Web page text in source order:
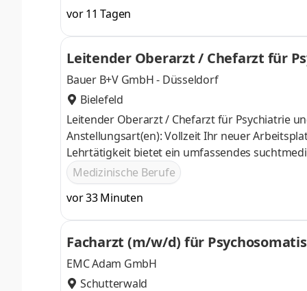
zum nächstmöglichen Zeitpunkt eine/n
Assistenzarzt/-ärztin in fortgeschrittener
professionellen Patientenversorgung im
klärst über Befunde auf und erstellst im
vor 11 Tagen
Leitender Oberarzt / Chefarzt für
Bauer B+V GmbH - Düsseldorf
Bielefeld
Leitender Oberarzt / Chefarzt für Psychiatrie
Anstellungsart(en): Vollzeit Ihr neuer
Lehrtätigkeit bietet ein umfassendes
stationäre und über 150.000 ambulante
Entgiftung, Akutbehandlung und
und externen Partnern zusammen. Ziel ist die
Leitung der Abteilung soll strategisch w
Medizinische Berufe
vor 33 Minuten
Facharzt (m/w/d) für
EMC Adam GmbH
Schutterwald